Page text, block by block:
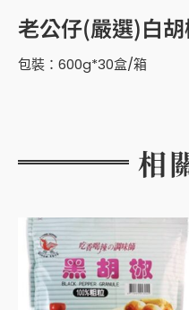
老公仔(嚴選)白
包裝：600g*30盒/箱
相